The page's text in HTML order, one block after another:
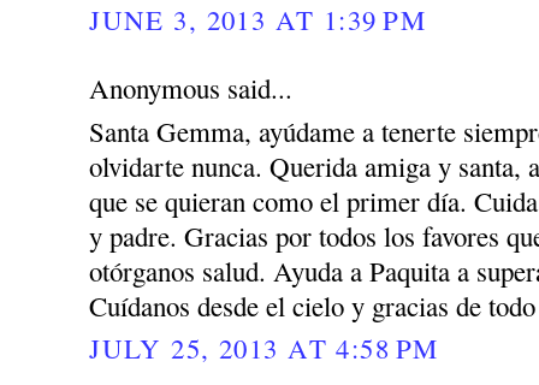
JUNE 3, 2013 AT 1:39 PM
Anonymous said...
Santa Gemma, ayúdame a tenerte
olvidarte nunca. Querida amiga y santa,
que se quieran como el primer día.
y padre. Gracias por todos los favores
otórganos salud. Ayuda a Paquita a
Cuídanos desde el cielo y gracias de
JULY 25, 2013 AT 4:58 PM